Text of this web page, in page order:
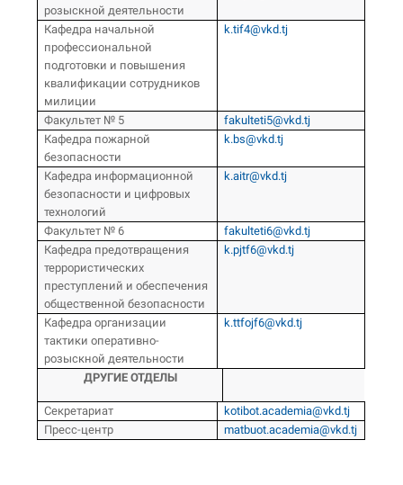
розыскной деятельности
Кафедра начальной
профессиональной
подготовки и повышения
квалификации сотрудников
милиции
k.tif4@vkd.tj
Факультет № 5
fakulteti5@vkd.tj
Кафедра пожарной
безопасности
k.bs@vkd.tj
Кафедра информационной
безопасности и цифровых
технологий
k.aitr@vkd.tj
Факультет № 6
fakulteti6@vkd.tj
Кафедра предотвращения
террористических
преступлений и обеспечения
общественной безопасности
k.pjtf6@vkd.tj
Кафедра организации
тактики оперативно-
розыскной деятельности
k.ttfojf6@vkd.tj
ДРУГИЕ ОТДЕЛЫ
Секретариат
kotibot.academia@vkd.tj
Пресс-центр
matbuot.academia@vkd.tj